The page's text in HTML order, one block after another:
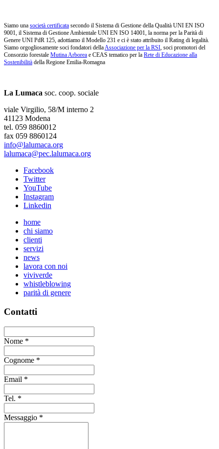
Siamo una società certificata secondo il Sistema di Gestione della Qualità UNI EN ISO
9001, il Sistema di Gestione Ambientale UNI EN ISO 14001, la norma per la Parità di
Genere UNI PdR 125, adottiamo il Modello 231 e ci è stato attribuito il Rating di legalità.
Siamo orgogliosamente soci fondatori dellaAssociazione per la RSI, soci promotori del
Consorzio forestale Mutina Arborea e CEAS tematico per la Rete di Educazione alla
Sostenibilità della Regione Emilia-Romagna
La Lumaca soc. coop. sociale
viale Virgilio, 58/M interno 2
41123 Modena
tel. 059 8860012
fax 059 8860124
info@lalumaca.org
lalumaca@pec.lalumaca.org
Facebook
Twitter
YouTube
Instagram
Linkedin
home
chi siamo
clienti
servizi
news
lavora con noi
viviverde
whistleblowing
parità di genere
Contatti
Nome *
Cognome *
Email *
Tel. *
Messaggio *